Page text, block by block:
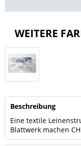
WEITERE
Beschreibung
Eine textile
Blattwerk machen